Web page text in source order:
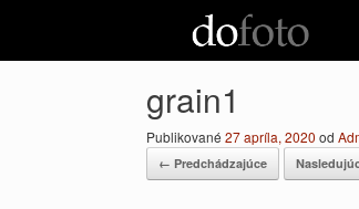
grain1
Publikované 27 apríla, 2020 od
← Predchádzajúce